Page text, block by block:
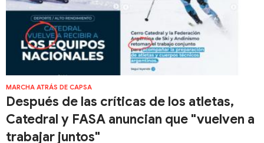
MARCHA ATRÁS DE CAPSA
Después de las críticas de los atletas,
Catedral y FASA anuncian que "vuelven a
trabajar juntos"